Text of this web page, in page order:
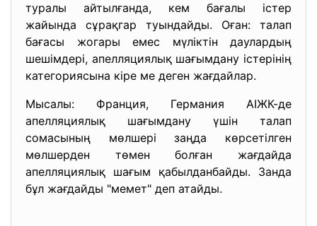
туралы айтылғанда, кем бағалы істер
жайында сұрақгар туындайды. Оған: талап
бағасы жогары емес мүліктін даулардың
шешімдері, апелляциялық шағымдану істерінің
категориясына кіре ме деген жағдайлар.
Мысалы: Франция, Германия АІЖК-де
апелляциялық шағымдану үшін талап
сомасының мөлшері заңда көрсетілген
мөлшерден төмен болған жағдайда
апелляциялық шағым қабылданбайды. Занда
бұл жағдайды "мемет" деп атайды.